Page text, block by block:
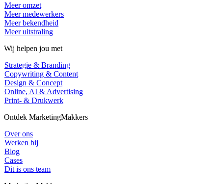
Meer omzet
Meer medewerkers
Meer bekendheid
Meer uitstraling
Wij helpen jou met
Strategie & Branding
Copywriting & Content
Design & Concept
Online, AI & Advertising
Print- & Drukwerk
Ontdek MarketingMakkers
Over ons
Werken bij
Blog
Cases
Dit is ons team